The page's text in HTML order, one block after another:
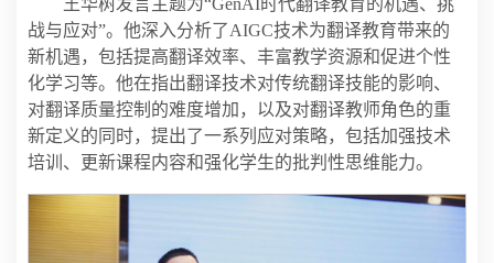
王华树发言主题为“GenAI时代翻译教育的机遇、挑
战与应对”。他深入分析了AIGC技术为翻译教育带来的
新机遇，包括提高翻译效率、丰富教学资源和促进个性
化学习等。他在指出翻译技术对传统翻译技能的影响、
对翻译质量控制的难度增加，以及对翻译教师角色的重
新定义的同时，提出了一系列应对策略，包括加强技术
培训、更新课程内容和强化学生的批判性思维能力。